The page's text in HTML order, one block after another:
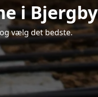
i Bjergby
vælg det bedste.